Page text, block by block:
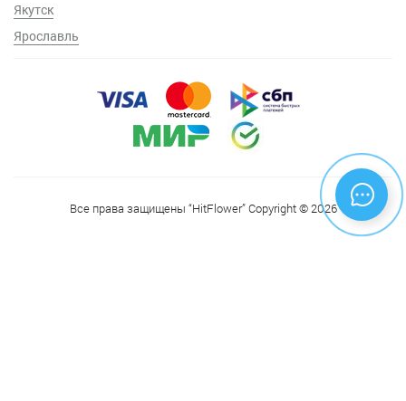
Якутск
Ярославль
Все права защищены “HitFlower” Copyright © 2026